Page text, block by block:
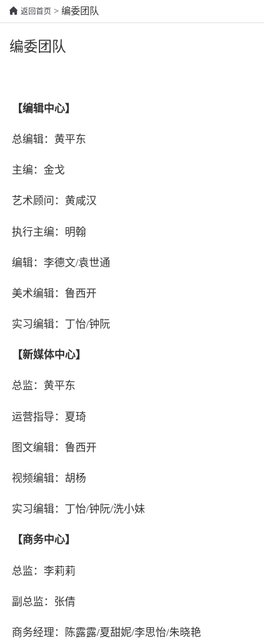
返回首页 > 编委团队
编委团队
【编辑中心】
总编辑：黄平东
主编：金戈
艺术顾问：黄咸汉
执行主编：明翰
编辑：李德文/袁世通
美术编辑：鲁西开
实习编辑：丁怡/钟阮
【新媒体中心】
总监：黄平东
运营指导：夏琦
图文编辑：鲁西开
视频编辑：胡杨
实习编辑：丁怡/钟阮/洗小妹
【商务中心】
总监：李莉莉
副总监：张倩
商务经理：陈露露/夏甜妮/李思怡/朱晓艳
编委团队